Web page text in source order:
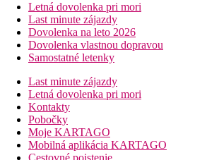
Letná dovolenka pri mori
Last minute zájazdy
Dovolenka na leto 2026
Dovolenka vlastnou dopravou
Samostatné letenky
Last minute zájazdy
Letná dovolenka pri mori
Kontakty
Pobočky
Moje KARTAGO
Mobilná aplikácia KARTAGO